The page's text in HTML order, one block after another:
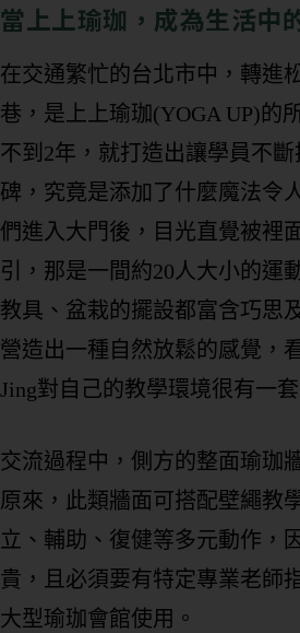
當上上瑜珈，成為生活中
在交通繁忙的台北市中，轉進
巷，是上上瑜珈(YOGA UP)的
不到2年，就打造出讓學員不斷
碑，究竟是添加了什麼魔法令
們進入大門後，目光直覺被裡
引，那是一間約20人大小的運
教具、盆栽的擺設都富含巧思
營造出一種自然放鬆的感覺，
Jing對自己的教學環境很有一套
交流過程中，側方的整面瑜珈
原來，此類牆面可搭配壁繩教
立、輔助、復健等多元動作，
貴，且必須要有特定專業老師
大型瑜珈會館使用。